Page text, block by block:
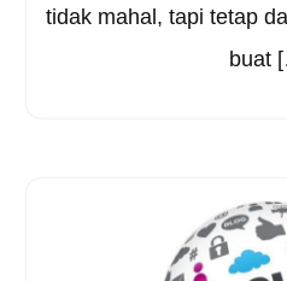
tidak mahal, tapi tetap
buat